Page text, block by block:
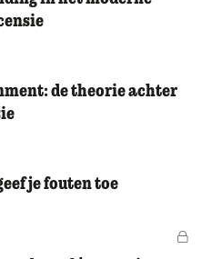
de theorie achter
je fouten toe